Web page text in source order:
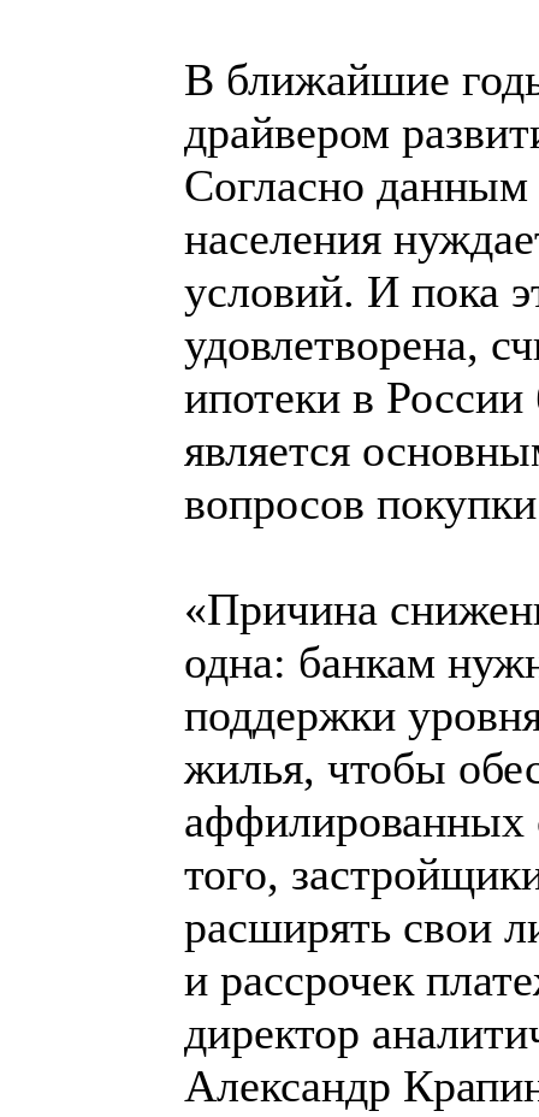
В ближайшие
драйвером
Согласно
населения
условий. И пока
удовлетворена,
ипотеки в России
является
вопросов
«Причина
одна: банкам
поддержки
жилья, чтобы
аффилированных
того,
расширять свои
и рассрочек
директор
Александр